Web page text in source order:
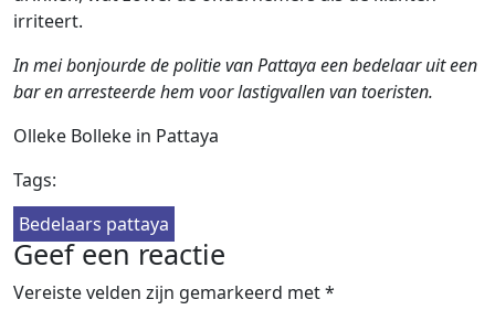
irriteert.
In mei bonjourde de politie van Pattaya een bedelaar uit een
bar en arresteerde hem voor lastigvallen van toeristen.
Olleke Bolleke in Pattaya
Tags:
Bedelaars pattaya
Geef een reactie
Vereiste velden zijn gemarkeerd met*